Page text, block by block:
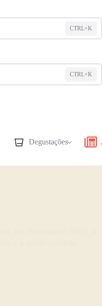
CTRL+K
CTRL+K
Degustações